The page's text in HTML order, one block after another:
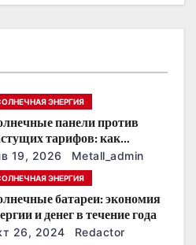
ЭНЕРГИЯ
панели против
тарифов: как
в
годы
19, 2026 Metall_admin
ЭНЕРГИЯ
батареи: экономия
и денег в течение года
26, 2024 Redactor